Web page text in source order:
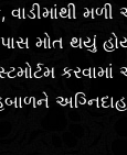
વાડીમાંથી
મોત થયું